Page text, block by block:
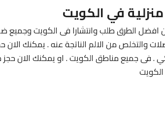
في الكويت
من افضل الطرق طلب وانتشارا فى الكويت وجميع
والتخلص من الالم الناتجة عنه . يمكنك
. فى جميع مناطق الكويت . او يمكنك الان